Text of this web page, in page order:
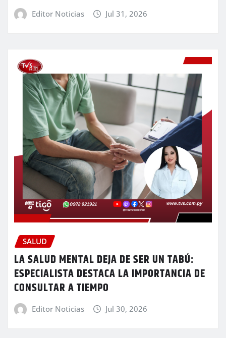
Editor Noticias Jul 31, 2026
SALUD
LA SALUD MENTAL DEJA DE SER UN TABÚ:
ESPECIALISTA DESTACA LA IMPORTANCIA DE
CONSULTAR A TIEMPO
Editor Noticias Jul 30, 2026